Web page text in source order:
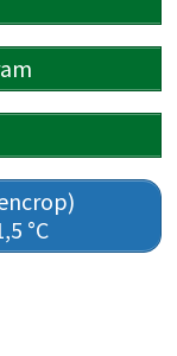
°C